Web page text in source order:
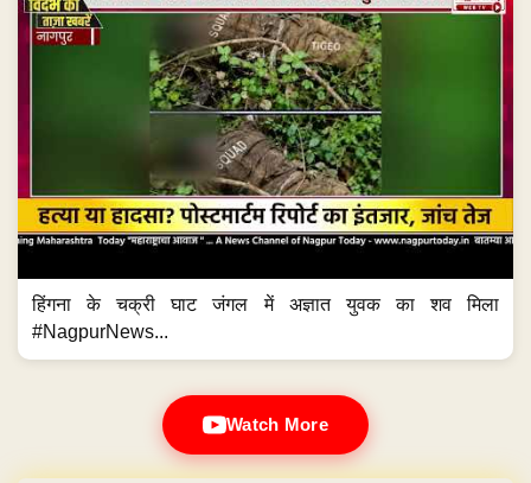
हिंगना के चक्री घाट जंगल में अज्ञात युवक का शव मिला
#NagpurNews...
Watch More